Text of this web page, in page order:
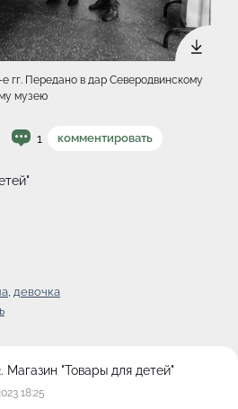
гг. Передано в дар Северодвинскому
музею
1 комментировать
, девочка
Магазин "Товары для детей"
18:25